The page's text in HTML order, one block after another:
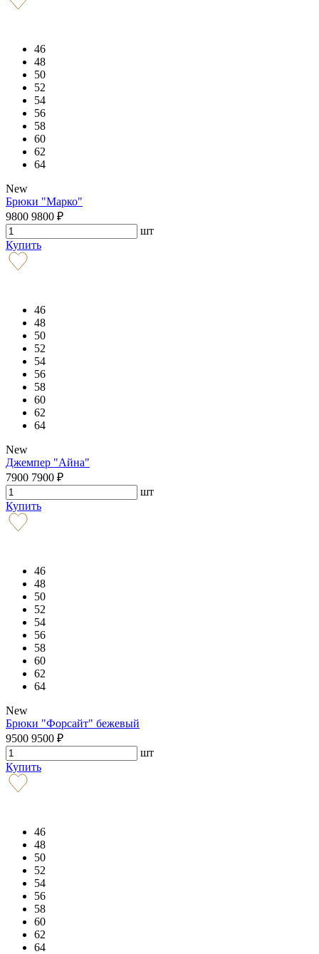
46
48
50
52
54
56
58
60
62
64
New
Брюки "Марко"
9800 9800 ₽
шт
Купить
46
48
50
52
54
56
58
60
62
64
New
Джемпер "Айна"
7900 7900 ₽
шт
Купить
46
48
50
52
54
56
58
60
62
64
New
Брюки "Форсайт" бежевый
9500 9500 ₽
шт
Купить
46
48
50
52
54
56
58
60
62
64